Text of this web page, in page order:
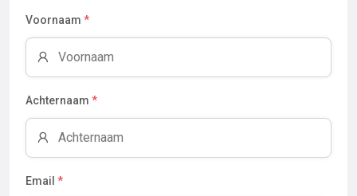
Voornaam *
Achternaam *
Email *